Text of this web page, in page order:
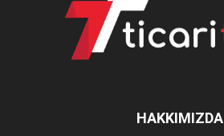
HAKKIMIZDA